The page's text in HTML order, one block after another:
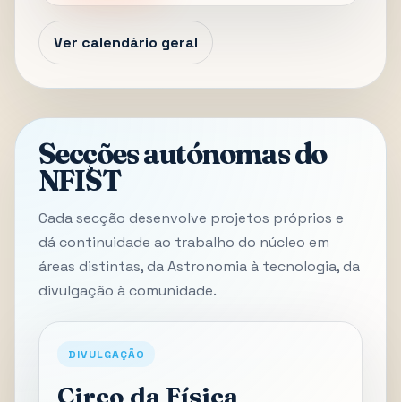
Ver calendário geral
Secções autónomas do
NFIST
Cada secção desenvolve projetos próprios e
dá continuidade ao trabalho do núcleo em
áreas distintas, da Astronomia à tecnologia, da
divulgação à comunidade.
DIVULGAÇÃO
Circo da Física